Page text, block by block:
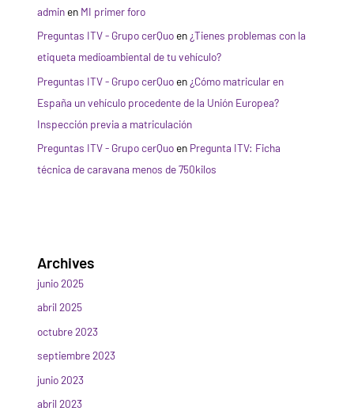
adminen MI primer foro
Preguntas ITV - Grupo cerQuoen ¿Tienes problemas con la
etiqueta medioambiental de tu vehículo?
Preguntas ITV - Grupo cerQuoen ¿Cómo matricular en
España un vehículo procedente de la Unión Europea?
Inspección previa a matriculación
Preguntas ITV - Grupo cerQuoen Pregunta ITV: Ficha
técnica de caravana menos de 750kilos
Archives
junio 2025
abril 2025
octubre 2023
septiembre 2023
junio 2023
abril 2023